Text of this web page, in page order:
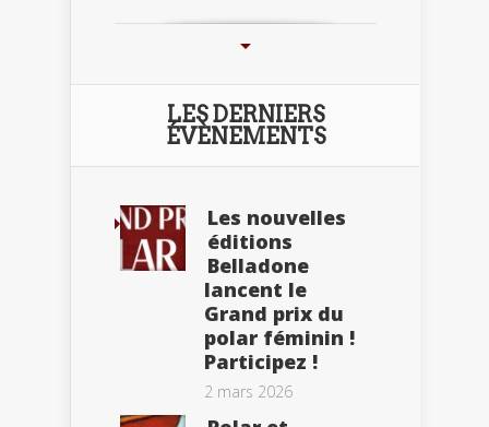
LES DERNIERS
ÉVÈNEMENTS
Les nouvelles
éditions
Belladone
lancent le
Grand prix du
polar féminin !
Participez !
2 mars 2026